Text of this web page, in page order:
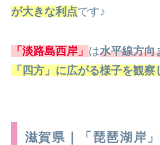
が大きな利点です♪
「淡路島西岸」 は水平線方向
「四方」に広がる様子を観
滋賀県｜「琵琶湖岸」